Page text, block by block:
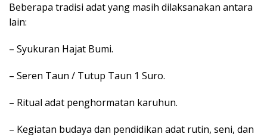
Beberapa tradisi adat yang masih dilaksanakan antara
lain:
– Syukuran Hajat Bumi.
– Seren Taun / Tutup Taun 1 Suro.
– Ritual adat penghormatan karuhun.
– Kegiatan budaya dan pendidikan adat rutin, seni, dan